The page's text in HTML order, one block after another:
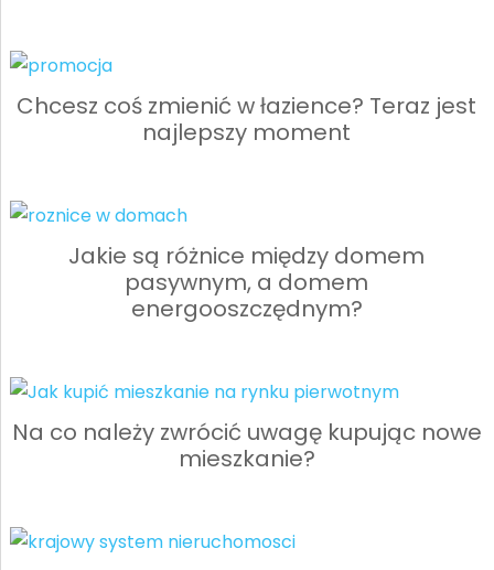
Chcesz coś zmienić w łazience? Teraz jest
najlepszy moment
Jakie są różnice między domem
pasywnym, a domem
energooszczędnym?
Na co należy zwrócić uwagę kupując nowe
mieszkanie?